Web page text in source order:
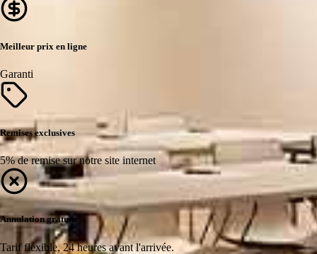
Meilleur prix en ligne
Garanti
Remises exclusives
5% de remise sur notre site internet
Annulation gratuite
Tarif flexible, 24 heures avant l'arrivée.